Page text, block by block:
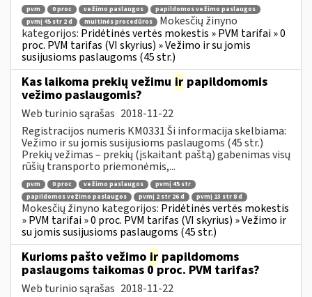
pvm 0 proc vežimo paslaugos
papildomos vežimo paslaugos
pvmį 45 str 2 d
muitinės procedūros
Mokesčių žinyno
kategorijos: Pridėtinės vertės mokestis » PVM tarifai » 0
proc. PVM tarifas (VI skyrius) » Vežimo ir su jomis
susijusioms paslaugoms (45 str.)
Kas laikoma prekių vežimu ir papildomomis
vežimo paslaugomis?
Web turinio sąrašas 2018-11-22
Registracijos numeris KM0331 Ši informacija skelbiama:
Vežimo ir su jomis susijusioms paslaugoms (45 str.)
Prekių vežimas – prekių (įskaitant paštą) gabenimas visų
rūšių transporto priemonėmis,...
pvm 0 proc vežimo paslaugos
pvmį 45 str
papildomos vežimo paslaugos
pvmį 2 str 26 d pvmį 13 str 8 d
Mokesčių žinyno kategorijos: Pridėtinės vertės mokestis
» PVM tarifai » 0 proc. PVM tarifas (VI skyrius) » Vežimo ir
su jomis susijusioms paslaugoms (45 str.)
Kurioms pašto vežimo ir papildomoms
paslaugoms taikomas 0 proc. PVM tarifas?
Web turinio sąrašas 2018-11-22